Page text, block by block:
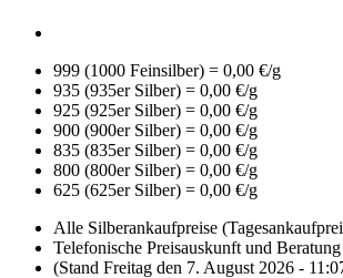
999 (1000 Feinsilber) = 0,00 €/g
935 (935er Silber) = 0,00 €/g
925 (925er Silber) = 0,00 €/g
900 (900er Silber) = 0,00 €/g
835 (835er Silber) = 0,00 €/g
800 (800er Silber) = 0,00 €/g
625 (625er Silber) = 0,00 €/g
Alle Silberankaufpreise
Telefonische Preisauskunft und
(Stand Freitag den 7. August 2026 -